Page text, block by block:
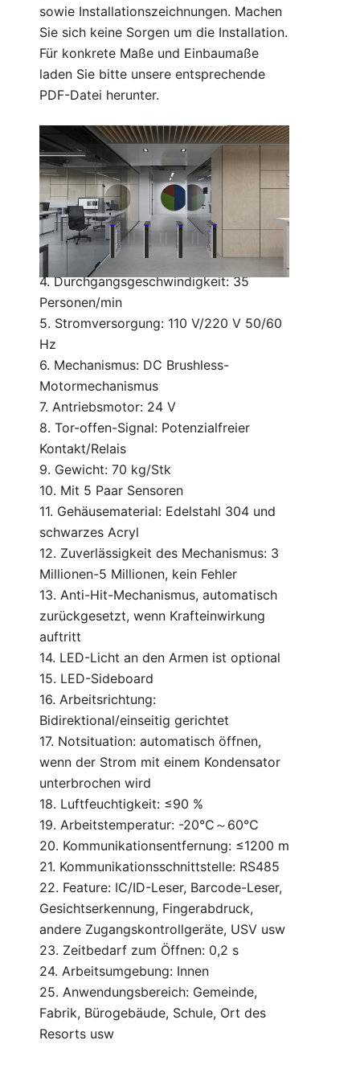
sowie Installationszeichnungen. Machen
Sie sich keine Sorgen um die Installation.
Für konkrete Maße und Einbaumaße
laden Sie bitte unsere entsprechende
PDF-Datei herunter.
Technische Parameter:
1. Größe: 1334 * 160 * 1000 mm (kann
angepasst werden)
2. Spurbreite: 600 mm (Standard) 900
mm (behindert)
3. Armmaterial: 10 mm Acryl
4. Durchgangsgeschwindigkeit: 35
Personen/min
5. Stromversorgung: 110 V/220 V 50/60
Hz
6. Mechanismus: DC Brushless-
Motormechanismus
7. Antriebsmotor: 24 V
8. Tor-offen-Signal: Potenzialfreier
Kontakt/Relais
9. Gewicht: 70 kg/Stk
10. Mit 5 Paar Sensoren
11. Gehäusematerial: Edelstahl 304 und
schwarzes Acryl
12. Zuverlässigkeit des Mechanismus: 3
Millionen-5 Millionen, kein Fehler
13. Anti-Hit-Mechanismus, automatisch
zurückgesetzt, wenn Krafteinwirkung
auftritt
14. LED-Licht an den Armen ist optional
15. LED-Sideboard
16. Arbeitsrichtung:
Bidirektional/einseitig gerichtet
17. Notsituation: automatisch öffnen,
wenn der Strom mit einem Kondensator
unterbrochen wird
18. Luftfeuchtigkeit: ≤90 %
19. Arbeitstemperatur: -20℃～60℃
20. Kommunikationsentfernung: ≤1200 m
21. Kommunikationsschnittstelle: RS485
22. Feature: IC/ID-Leser, Barcode-Leser,
Gesichtserkennung, Fingerabdruck,
andere Zugangskontrollgeräte, USV usw
23. Zeitbedarf zum Öffnen: 0,2 s
24. Arbeitsumgebung: Innen
25. Anwendungsbereich: Gemeinde,
Fabrik, Bürogebäude, Schule, Ort des
Resorts usw